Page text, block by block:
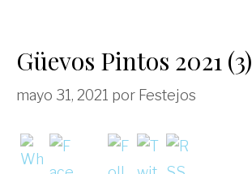
Güevos Pintos 2021 (3)
mayo 31, 2021 por Festejos